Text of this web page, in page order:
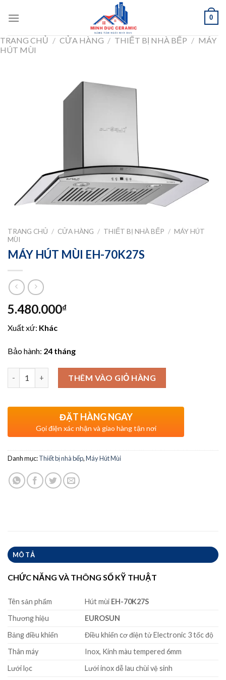
0
TRANG CHỦ / CỬA HÀNG / THIẾT BỊ NHÀ BẾP / MÁY
HÚT MÙI
TRANG CHỦ / CỬA HÀNG / THIẾT BỊ NHÀ BẾP / MÁY HÚT
MÙI
MÁY HÚT MÙI EH-70K27S
5.480.000₫
Xuất xứ: Khác
Bảo hành: 24 tháng
THÊM VÀO GIỎ HÀNG
ĐẶT HÀNG NGAY
Gọi điện xác nhận và giao hàng tận nơi
Danh mục:Thiết bị nhà bếp,Máy Hút Mùi
MÔ TẢ
CHỨC NĂNG VÀ THÔNG SỐ KỸ THUẬT
Tên sản phẩm Hút mùi EH-70K27S
Thương hiệu
EUROSUN
Bảng điều khiển
Điều khiển cơ điện tử Electronic 3 tốc độ
Thân máy
Inox, Kính màu tempered 6mm
Lưới lọc
Lưới inox dễ lau chùi vệ sinh